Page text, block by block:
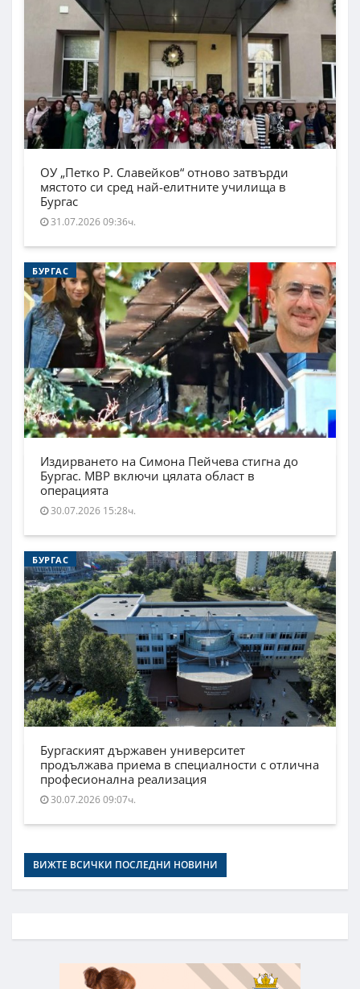
ОУ „Петко Р. Славейков“ отново затвърди
мястото си сред най-елитните училища в
Бургас
31.07.2026 09:36ч.
БУРГАС
Издирването на Симона Пейчева стигна до
Бургас. МВР включи цялата област в
операцията
30.07.2026 15:28ч.
БУРГАС
Бургаският държавен университет
продължава приема в специалности с отлична
професионална реализация
30.07.2026 09:07ч.
ВИЖТЕ ВСИЧКИ ПОСЛЕДНИ НОВИНИ